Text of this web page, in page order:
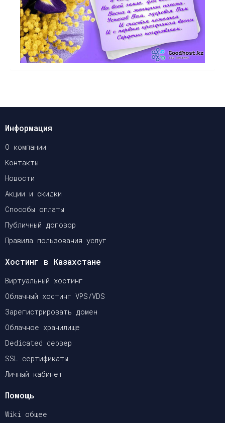
Информация
О компании
Контакты
Новости
Акции и скидки
Способы оплаты
Публичный договор
Правила пользования услуг
Хостинг в Казахстане
Виртуальный хостинг
Облачный хостинг VPS/VDS
Зарегистрировать домен
Облачное хранилище
Dedicated сервер
SSL сертификаты
Личный кабинет
Помощь
Wiki общее